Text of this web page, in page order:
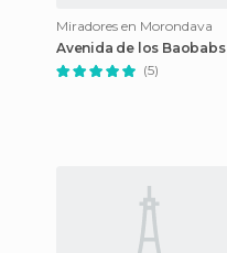
Miradores en Morondava
Avenida de los Baobabs
(5)